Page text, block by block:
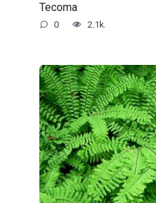
Tecoma
0 2.1k.